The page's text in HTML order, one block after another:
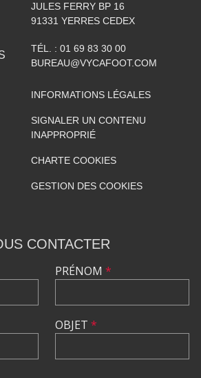
JULES FERRY BP 16
91331 YERRES CEDEX
TÉL. : 01 69 83 30 00
BUREAU@VYCAFOOT.COM
INFORMATIONS LÉGALES
SIGNALER UN CONTENU
INAPPROPRIÉ
CHARTE COOKIES
GESTION DES COOKIES
CONTACTER
PRÉNOM *
OBJET *